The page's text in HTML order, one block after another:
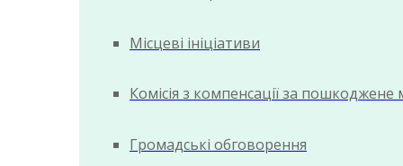
Місцеві ініціативи
Комісія з компенсації за пошкоджене
Громадські обговорення